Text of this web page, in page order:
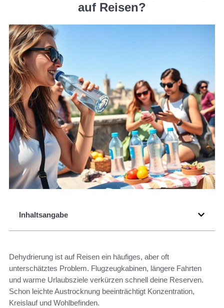
auf Reisen?
Inhaltsangabe
Dehydrierung ist auf Reisen ein häufiges, aber oft
unterschätztes Problem. Flugzeugkabinen, längere Fahrten
und warme Urlaubsziele verkürzen schnell deine Reserven.
Schon leichte Austrocknung beeinträchtigt Konzentration,
Kreislauf und Wohlbefinden.